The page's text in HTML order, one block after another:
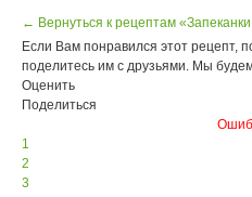
← Вернуться к рецептам
Если Вам понравился этот рецепт,
поделитесь им с друзьями. Мы
Оценить
Поделиться
1
2
3